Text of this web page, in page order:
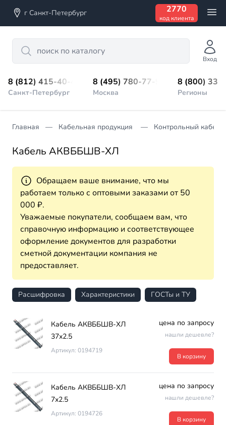
г Санкт-Петербург 2770
код клиента
Search
Вход
8 (812) 415-40-45
Санкт-Петербург
8 (495) 780-77-98
Москва
8 (800)
Регионы
Главная Кабельная продукция Контрольный кабель
Кабель АКВББШВ-ХЛ
Обращаем ваше внимание, что мы
работаем только с оптовыми заказами от 50
000 ₽.
Уважаемые покупатели, сообщаем вам, что
справочную информацию и соответствующее
оформление документов для разработки
сметной документации компания не
предоставляет.
Расшифровка Характеристики ГОСТы и ТУ
Кабель АКВББШВ-ХЛ
37х2.5
Артикул: 0194719
цена по запросу
нашли дешевле?
В корзину
Кабель АКВББШВ-ХЛ
7х2.5
Артикул: 0194726
цена по запросу
нашли дешевле?
В корзину